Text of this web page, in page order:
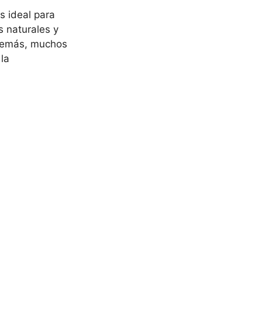
ideal para
naturales y
muchos